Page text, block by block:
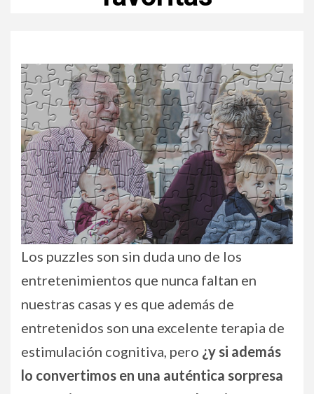
Los puzzles son sin duda uno de los
entretenimientos que nunca faltan en
nuestras casas y es que además de
entretenidos son una excelente terapia de
estimulación cognitiva, pero ¿y si además
lo convertimos en una auténtica sorpresa